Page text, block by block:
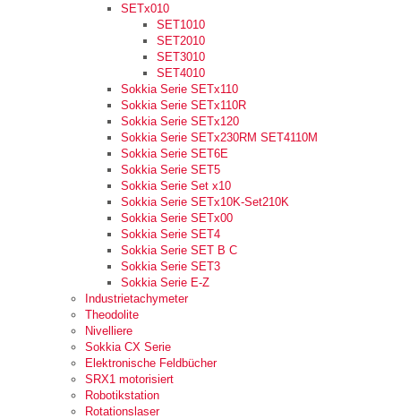
SETx010
SET1010
SET2010
SET3010
SET4010
Sokkia Serie SETx110
Sokkia Serie SETx110R
Sokkia Serie SETx120
Sokkia Serie SETx230RM SET4110M
Sokkia Serie SET6E
Sokkia Serie SET5
Sokkia Serie Set x10
Sokkia Serie SETx10K-Set210K
Sokkia Serie SETx00
Sokkia Serie SET4
Sokkia Serie SET B C
Sokkia Serie SET3
Sokkia Serie E-Z
Industrietachymeter
Theodolite
Nivelliere
Sokkia CX Serie
Elektronische Feldbücher
SRX1 motorisiert
Robotikstation
Rotationslaser